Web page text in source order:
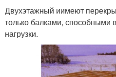
Двухэтажный иимеют
только балками, способными
нагрузки.